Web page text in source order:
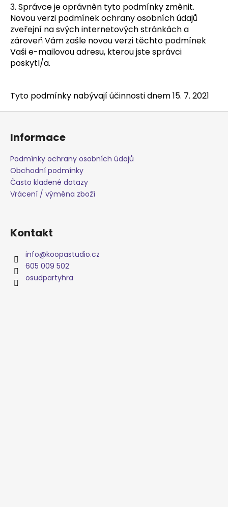
3. Správce je oprávněn tyto podmínky změnit.
Novou verzi podmínek ochrany osobních údajů
zveřejní na svých internetových stránkách a
zároveň Vám zašle novou verzi těchto podmínek
Vaši e-mailovou adresu, kterou jste správci
poskytl/a.
Tyto podmínky nabývají účinnosti dnem 15. 7. 2021
Z
Informace
Podmínky ochrany osobních údajů
Obchodní podmínky
Často kladené dotazy
Vrácení / výměna zboží
Kontakt
info@koopastudio.cz
605 009 502
osudpartyhra